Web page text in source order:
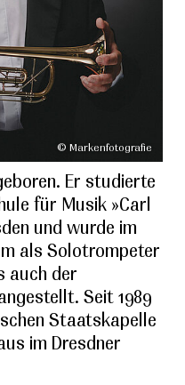
© Markenfotografie
Er studierte
für Musik »Carl
und wurde im
als Solotrompeter
auch der
Seit 1989
Staatskapelle
im Dresdner